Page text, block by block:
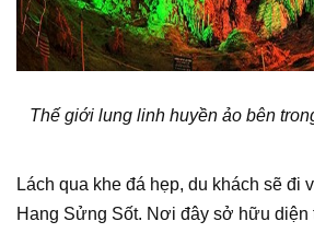
Thế giới lung linh huyền ảo bên
Lách qua khe đá hẹp, du khách sẽ đi
Hang Sửng Sốt. Nơi đây sở hữu diện